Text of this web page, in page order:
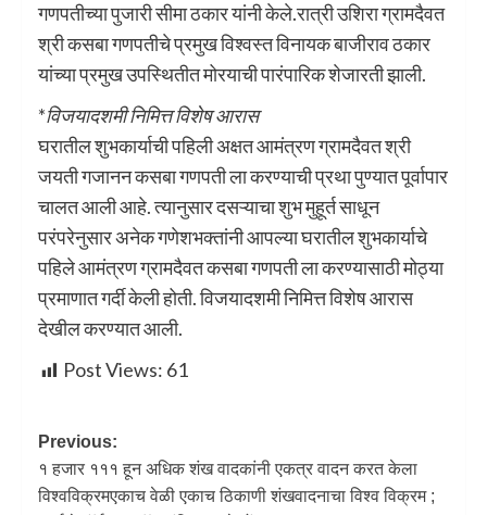
गणपतीच्या पुजारी सीमा ठकार यांनी केले.रात्री उशिरा ग्रामदैवत
श्री कसबा गणपतीचे प्रमुख विश्वस्त विनायक बाजीराव ठकार
यांच्या प्रमुख उपस्थितीत मोरयाची पारंपारिक शेजारती झाली.
*विजयादशमी निमित्त विशेष आरास
घरातील शुभकार्याची पहिली अक्षत आमंत्रण ग्रामदैवत श्री
जयती गजानन कसबा गणपती ला करण्याची प्रथा पुण्यात पूर्वापार
चालत आली आहे. त्यानुसार दसऱ्याचा शुभ मुहूर्त साधून
परंपरेनुसार अनेक गणेशभक्तांनी आपल्या घरातील शुभकार्याचे
पहिले आमंत्रण ग्रामदैवत कसबा गणपती ला करण्यासाठी मोठ्या
प्रमाणात गर्दी केली होती. विजयादशमी निमित्त विशेष आरास
देखील करण्यात आली.
Post Views: 61
Previous:
१ हजार १११ हून अधिक शंख वादकांनी एकत्र वादन करत केला
विश्वविक्रमएकाच वेळी एकाच ठिकाणी शंखवादनाचा विश्व विक्रम ;